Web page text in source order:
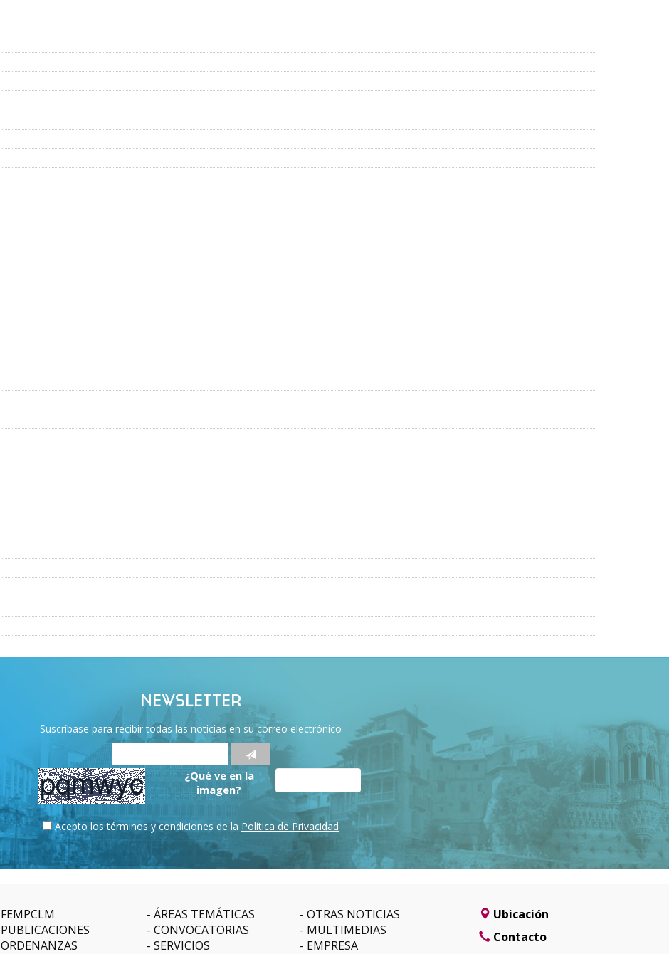
NEWSLETTER
Suscríbase para recibir todas las noticias en su correo electrónico
¿Qué ve en la
imagen?
Acepto los términos y condiciones de la Política de Privacidad
FEMPCLM ÁREAS TEMÁTICAS
OTRAS NOTICIAS
PUBLICACIONES
CONVOCATORIAS
MULTIMEDIAS
ORDENANZAS
SERVICIOS
EMPRESA
Ubicación
Contacto